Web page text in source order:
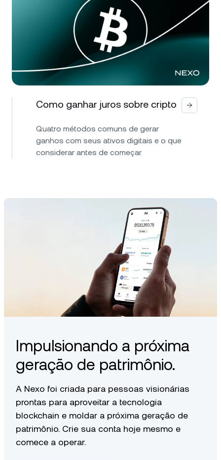
Como ganhar juros sobre cripto
Quatro métodos comuns de gerar
ganhos com seus ativos digitais e o que
considerar antes de começar.
Impulsionando a próxima
geração de patrimônio.
A Nexo foi criada para pessoas visionárias
prontas para aproveitar a tecnologia
blockchain e moldar a próxima geração de
patrimônio. Crie sua conta hoje mesmo e
comece a operar.